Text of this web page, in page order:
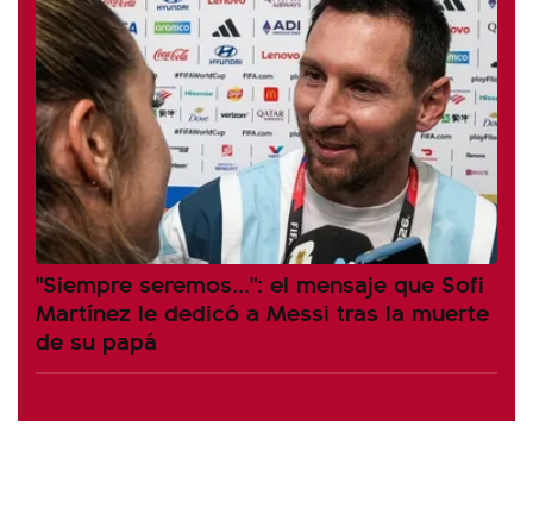
"Siempre seremos...": el mensaje que Sofi
Martínez le dedicó a Messi tras la muerte
de su papá